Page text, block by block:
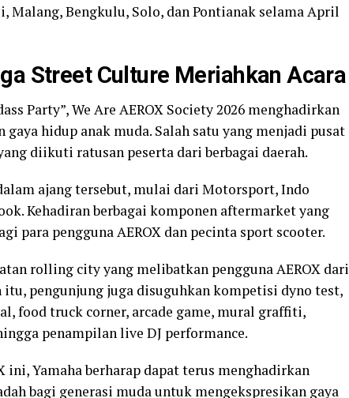
Malang, Bengkulu, Solo, dan Pontianak selama April
Street Culture Meriahkan Acara
Party”, We Are AEROX Society 2026 menghadirkan
hidup anak muda. Salah satu yang menjadi pusat
diikuti ratusan peserta dari berbagai daerah.
ajang tersebut, mulai dari Motorsport, Indo
Kehadiran berbagai komponen aftermarket yang
para pengguna AEROX dan pecinta sport scooter.
rolling city yang melibatkan pengguna AEROX dari
itu, pengunjung juga disuguhkan kompetisi dyno test,
food truck corner, arcade game, mural graffiti,
penampilan live DJ performance.
ini, Yamaha berharap dapat terus menghadirkan
bagi generasi muda untuk mengekspresikan gaya